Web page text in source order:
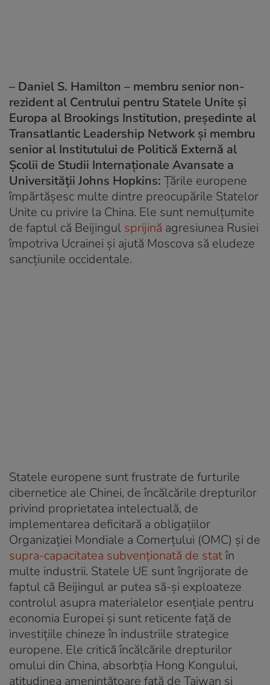
– Daniel S. Hamilton – membru senior non-
rezident al Centrului pentru Statele Unite și
Europa al Brookings Institution, președinte al
Transatlantic Leadership Network și membru
senior al Institutului de Politică Externă al
Școlii de Studii Internaționale Avansate a
Universității Johns Hopkins: Țările europene
împărtășesc multe dintre preocupările Statelor
Unite cu privire la China. Ele sunt nemulțumite
de faptul că Beijingul sprijină agresiunea Rusiei
împotriva Ucrainei și ajută Moscova să eludeze
sancțiunile occidentale.
Statele europene sunt frustrate de furturile
cibernetice ale Chinei, de încălcările drepturilor
privind proprietatea intelectuală, de
implementarea deficitară a obligațiilor
Organizației Mondiale a Comerțului (OMC) și de
supra-capacitatea subvenționată de statîn
multe industrii. Statele UE sunt îngrijorate de
faptul că Beijingul ar putea să-și exploateze
controlul asupra materialelor esențiale pentru
economia Europei și sunt reticente față de
investițiile chineze în industriile strategice
europene. Ele critică încălcările drepturilor
omului din China, absorbția Hong Kongului,
atitudinea amenințătoare față de Taiwan și